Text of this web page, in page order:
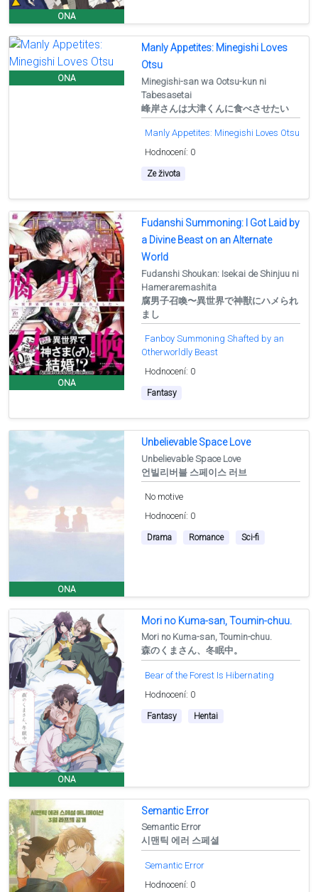
ONA
ONA
Manly Appetites: Minegishi Loves
Otsu
Minegishi-san wa Ootsu-kun ni
Tabesasetai
峰岸さんは大津くんに食べさせたい
Manly Appetites: Minegishi Loves Otsu
Hodnocení: 0
Ze života
ONA
Fudanshi Summoning: I Got Laid by
a Divine Beast on an Alternate
World
Fudanshi Shoukan: Isekai de Shinjuu ni
Hameraremashita
腐男子召喚〜異世界で神獣にハメられ
まし
Fanboy Summoning Shafted by an
Otherworldly Beast
Hodnocení: 0
Fantasy
ONA
Unbelievable Space Love
Unbelievable Space Love
언빌리버블 스페이스 러브
No motive
Hodnocení: 0
Drama Romance Sci-fi
ONA
Mori no Kuma-san, Toumin-chuu.
Mori no Kuma-san, Toumin-chuu.
森のくまさん、冬眠中。
Bear of the Forest Is Hibernating
Hodnocení: 0
Fantasy Hentai
Semantic Error
Semantic Error
시맨틱 에러 스페셜
Semantic Error
Hodnocení: 0